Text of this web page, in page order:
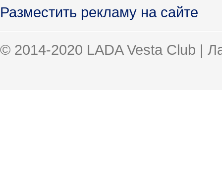
Разместить рекламу на сайте
© 2014-2020 LADA Vesta Club |